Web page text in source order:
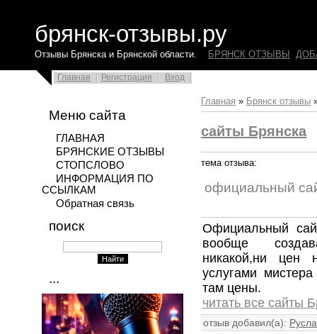
брянск-отзывы.ру
Отзывы Брянска и Брянской области. БРЯНСК ОТЗЫВЫ
Главная Регистрация Вход
Меню сайта
ГЛАВНАЯ
БРЯНСКИЕ ОТЗЫВЫ
СТОПСЛОВО
ИНФОРМАЦИЯ ПО
ССЫЛКАМ
Обратная связь
поиск
...
Главная » Брянск отзывы
сайты Брянска
тема отзыва:
официальный
Официальный
вообще
никакой,ни цен
услугами
там цены.
читать все сайты
отзыв добавил(а):